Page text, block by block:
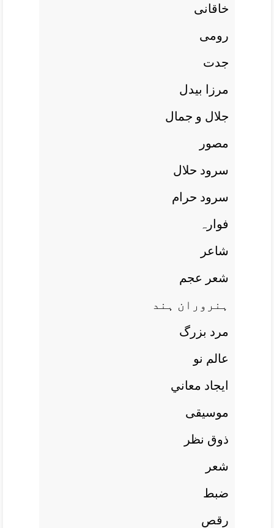
خاقانی
رومی
جدت
مرزا بيدل
جلال و جمال
مصور
سرود حلال
سرود حرام
فوارہ
شاعر
شعر عجم
ہنروران ہند
مرد بزرگ
عالم نو
ايجاد معاني
موسيقی
ذوق نظر
شعر
ضبط
رقص